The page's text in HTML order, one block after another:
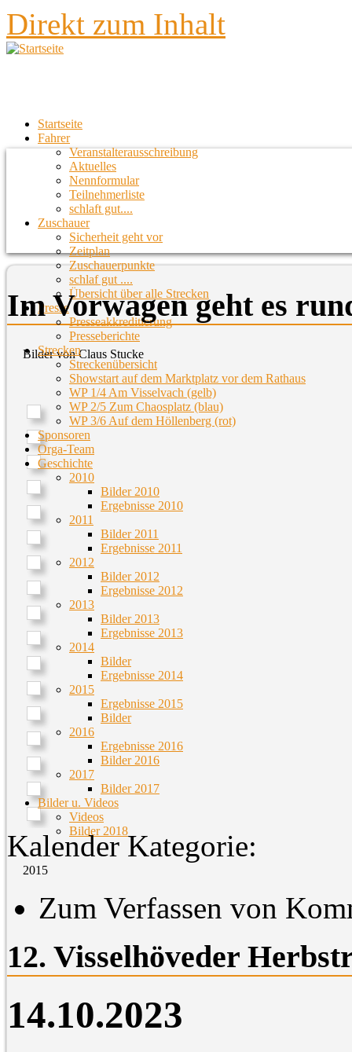
Direkt zum Inhalt
Startseite
Fahrer
Veranstalterausschreibung
Aktuelles
Nennformular
Teilnehmerliste
schlaft gut....
Zuschauer
Sicherheit geht vor
Zeitplan
Zuschauerpunkte
schlaf gut ....
Übersicht über alle Strecken
Presse
Presseakkreditierung
Presseberichte
Strecken
Streckenübersicht
Showstart auf dem Marktplatz vor dem Rathaus
WP 1/4 Am Visselvach (gelb)
WP 2/5 Zum Chaosplatz (blau)
WP 3/6 Auf dem Höllenberg (rot)
Sponsoren
Orga-Team
Geschichte
2010
Bilder 2010
Ergebnisse 2010
2011
Bilder 2011
Ergebnisse 2011
2012
Bilder 2012
Ergebnisse 2012
2013
Bilder 2013
Ergebnisse 2013
2014
Bilder
Ergebnisse 2014
2015
Ergebnisse 2015
Bilder
2016
Ergebnisse 2016
Bilder 2016
2017
Bilder 2017
Bilder u. Videos
Videos
Bilder 2018
Im Vorwagen geht es
Bilder von Claus Stucke
Kalender Kategorie:
2015
Zum Verfassen von
12. Visselhöveder
14.10.2023